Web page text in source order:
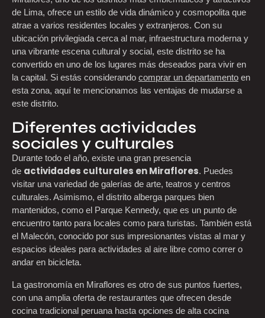
de Lima, ofrece un estilo de vida dinámico y cosmopolita que
atrae a varios residentes locales y extranjeros. Con su
ubicación privilegiada cerca al mar, infraestructura moderna y
una vibrante escena cultural y social, este distrito se ha
convertido en uno de los lugares más deseados para vivir en
la capital. Si estás considerando comprar un departamento en
esta zona, aquí te mencionamos las ventajas de mudarse a
este distrito.
Diferentes actividades
sociales y culturales
Durante todo el año, existe una gran presencia
de actividades culturales en Miraflores. Puedes
visitar una variedad de galerías de arte, teatros y centros
culturales. Asimismo, el distrito alberga parques bien
mantenidos, como el Parque Kennedy, que es un punto de
encuentro tanto para locales como para turistas. También está
el Malecón, conocido por sus impresionantes vistas al mar y
espacios ideales para actividades al aire libre como correr o
andar en bicicleta.
La gastronomía en Miraflores es otro de sus puntos fuertes,
con una amplia oferta de restaurantes que ofrecen desde
cocina tradicional peruana hasta opciones de alta cocina